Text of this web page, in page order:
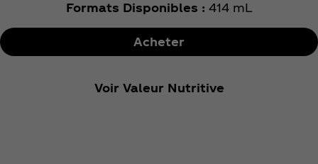
Formats Disponibles : 414 mL
Acheter
Voir Valeur Nutritive